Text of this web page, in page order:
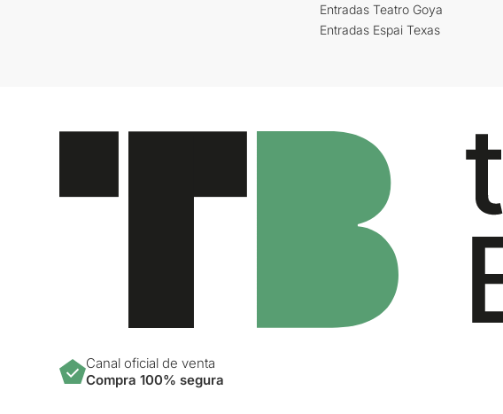
Entradas Teatro Goya
Entradas Espai Texas
Canal oficial de venta
Compra 100% segura